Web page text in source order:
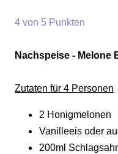
4 von 5 Punkten
Nachspeise - Melone
Zutaten für 4 Personen
2 Honigmelonen
Vanilleeis oder
200ml